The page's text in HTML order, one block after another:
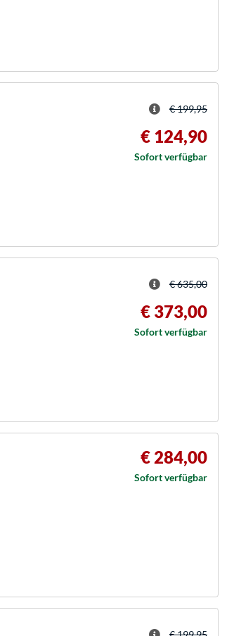
€ 199,95
€ 124,90
Sofort verfügbar
€ 635,00
€ 373,00
Sofort verfügbar
€ 284,00
Sofort verfügbar